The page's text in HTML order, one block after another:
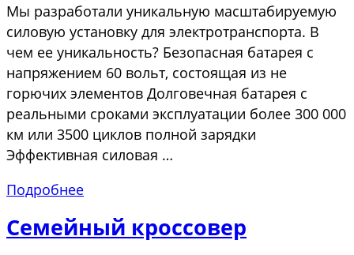
Мы разработали уникальную масштабируемую
силовую установку для электротранспорта. В
чем ее уникальность? Безопасная батарея с
напряжением 60 вольт, состоящая из не
горючих элементов Долговечная батарея с
реальными сроками эксплуатации более 300 000
км или 3500 циклов полной зарядки
Эффективная силовая …
Подробнее
Семейный кроссовер